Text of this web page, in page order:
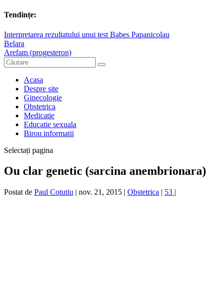
Tendințe:
Interpretarea rezultatului unui test Babes Papanicolau
Belara
Arefam (progesteron)
Acasa
Despre site
Ginecologie
Obstetrica
Medicatie
Educatie sexuala
Birou informatii
Selectați pagina
Ou clar genetic (sarcina anembrionara)
Postat de Paul Cotutiu | nov. 21, 2015 | Obstetrica | 53 |